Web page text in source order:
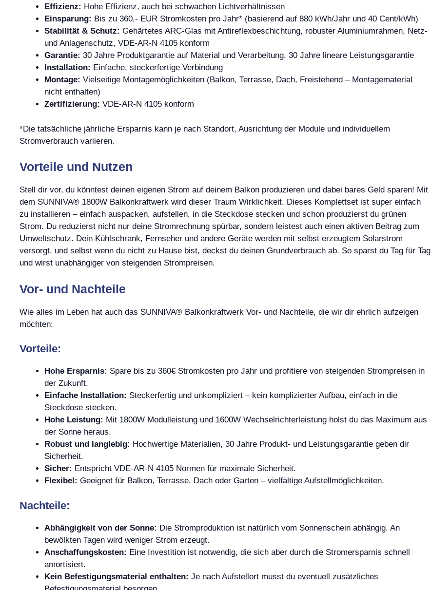
Effizienz: Hohe Effizienz, auch bei schwachen Lichtverhältnissen
Einsparung: Bis zu 360,- EUR Stromkosten pro Jahr* (basierend auf 880 kWh/Jahr und 40 Cent/kWh)
Stabilität & Schutz: Gehärtetes ARC-Glas mit Antireflexbeschichtung, robuster Aluminiumrahmen, Netz-
und Anlagenschutz, VDE-AR-N 4105 konform
Garantie: 30 Jahre Produktgarantie auf Material und Verarbeitung, 30 Jahre lineare Leistungsgarantie
Installation: Einfache, steckerfertige Verbindung
Montage: Vielseitige Montagemöglichkeiten (Balkon, Terrasse, Dach, Freistehend – Montagematerial
nicht enthalten)
Zertifizierung: VDE-AR-N 4105 konform
*Die tatsächliche jährliche Ersparnis kann je nach Standort, Ausrichtung der Module und individuellem
Stromverbrauch variieren.
Vorteile und Nutzen
Stell dir vor, du könntest deinen eigenen Strom auf deinem Balkon produzieren und dabei bares Geld sparen! Mit
dem SUNNIVA® 1800W Balkonkraftwerk wird dieser Traum Wirklichkeit. Dieses Komplettset ist super einfach
zu installieren – einfach auspacken, aufstellen, in die Steckdose stecken und schon produzierst du grünen
Strom. Du reduzierst nicht nur deine Stromrechnung spürbar, sondern leistest auch einen aktiven Beitrag zum
Umweltschutz. Dein Kühlschrank, Fernseher und andere Geräte werden mit selbst erzeugtem Solarstrom
versorgt, und selbst wenn du nicht zu Hause bist, deckst du deinen Grundverbrauch ab. So sparst du Tag für Tag
und wirst unabhängiger von steigenden Strompreisen.
Vor- und Nachteile
Wie alles im Leben hat auch das SUNNIVA® Balkonkraftwerk Vor- und Nachteile, die wir dir ehrlich aufzeigen
möchten:
Vorteile:
Hohe Ersparnis: Spare bis zu 360€ Stromkosten pro Jahr und profitiere von steigenden Strompreisen in
der Zukunft.
Einfache Installation: Steckerfertig und unkompliziert – kein komplizierter Aufbau, einfach in die
Steckdose stecken.
Hohe Leistung: Mit 1800W Modulleistung und 1600W Wechselrichterleistung holst du das Maximum aus
der Sonne heraus.
Robust und langlebig: Hochwertige Materialien, 30 Jahre Produkt- und Leistungsgarantie geben dir
Sicherheit.
Sicher: Entspricht VDE-AR-N 4105 Normen für maximale Sicherheit.
Flexibel: Geeignet für Balkon, Terrasse, Dach oder Garten – vielfältige Aufstellmöglichkeiten.
Nachteile:
Abhängigkeit von der Sonne: Die Stromproduktion ist natürlich vom Sonnenschein abhängig. An
bewölkten Tagen wird weniger Strom erzeugt.
Anschaffungskosten: Eine Investition ist notwendig, die sich aber durch die Stromersparnis schnell
amortisiert.
Kein Befestigungsmaterial enthalten: Je nach Aufstellort musst du eventuell zusätzliches